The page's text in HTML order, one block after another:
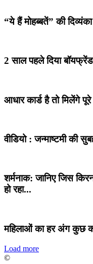
“ये हैं मोहब्बतें” की
2 साल पहले दिया
आधार कार्ड है तो मिलेंगे
वीडियो : जन्माष्टमी
शर्मनाक: जानिए जिस
हो रहा...
महिलाओं का हर अंग कुछ
Load more
©